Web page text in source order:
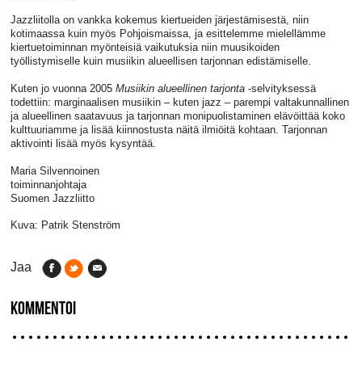
Jazzliitolla on vankka kokemus kiertueiden järjestämisestä, niin
kotimaassa kuin myös Pohjoismaissa, ja esittelemme mielellämme
kiertuetoiminnan myönteisiä vaikutuksia niin muusikoiden
työllistymiselle kuin musiikin alueellisen tarjonnan edistämiselle.
Kuten jo vuonna 2005 Musiikin alueellinen tarjonta-selvityksessä
todettiin: marginaalisen musiikin – kuten jazz – parempi valtakunnallinen
ja alueellinen saatavuus ja tarjonnan monipuolistaminen elävöittää koko
kulttuuriamme ja lisää kiinnostusta näitä ilmiöitä kohtaan. Tarjonnan
aktivointi lisää myös kysyntää.
Maria Silvennoinen
toiminnanjohtaja
Suomen Jazzliitto
Kuva: Patrik Stenström
Jaa
KOMMENTOI